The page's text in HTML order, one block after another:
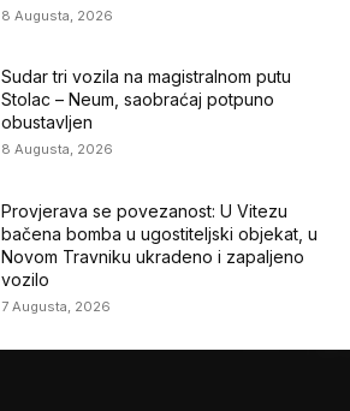
8 Augusta, 2026
Sudar tri vozila na magistralnom putu
Stolac – Neum, saobraćaj potpuno
obustavljen
8 Augusta, 2026
Provjerava se povezanost: U Vitezu
bačena bomba u ugostiteljski objekat, u
Novom Travniku ukradeno i zapaljeno
vozilo
7 Augusta, 2026